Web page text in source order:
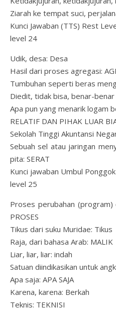
Ziarah ke tempat suci,
Kunci Jawaban (TTS) Rest
level 24
Udik, desa: Desa
Hasil dari proses agregasi:
Tumbuhan seperti beras
Diedit, tidak bisa, benar-benar
Apa pun yang menarik logam
RELATIF DAN PIHAK LUAR
Sekolah Tinggi Akuntansi
Sebuah sel atau jaringan
pita: SERAT
Kunci jawaban Umbul
level 25
Proses perubahan
PROSES
Tikus dari suku Muridae: Tikus
Raja, dari bahasa Arab: MALIK
Liar, liar, liar: indah
Satuan diindikasikan untuk
Apa saja: APA SAJA
Karena, karena: Berkah
Teknis: TEKNISI